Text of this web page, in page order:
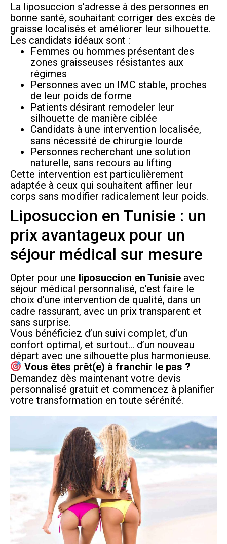
La liposuccion s’adresse à des personnes en
bonne santé, souhaitant corriger des excès de
graisse localisés et améliorer leur silhouette.
Les candidats idéaux sont :
Femmes ou hommes présentant des
zones graisseuses résistantes aux
régimes
Personnes avec un IMC stable, proches
de leur poids de forme
Patients désirant remodeler leur
silhouette de manière ciblée
Candidats à une intervention localisée,
sans nécessité de chirurgie lourde
Personnes recherchant une solution
naturelle, sans recours au lifting
Cette intervention est particulièrement
adaptée à ceux qui souhaitent affiner leur
corps sans modifier radicalement leur poids.
Liposuccion en Tunisie : un
prix avantageux pour un
séjour médical sur mesure
Opter pour une liposuccion en Tunisie avec
séjour médical personnalisé, c’est faire le
choix d’une intervention de qualité, dans un
cadre rassurant, avec un prix transparent et
sans surprise.
Vous bénéficiez d’un suivi complet, d’un
confort optimal, et surtout… d’un nouveau
départ avec une silhouette plus harmonieuse.
Vous êtes prêt(e) à franchir le pas ?
Demandez dès maintenant votre devis
personnalisé gratuit et commencez à planifier
votre transformation en toute sérénité.